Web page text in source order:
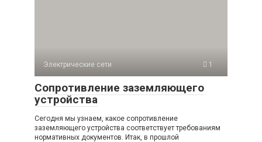
Электрические сети 1
Сопротивление заземляющего
устройства
Сегодня мы узнаем, какое сопротивление
заземляющего устройства соответствует требованиям
нормативных документов. Итак, в прошлой